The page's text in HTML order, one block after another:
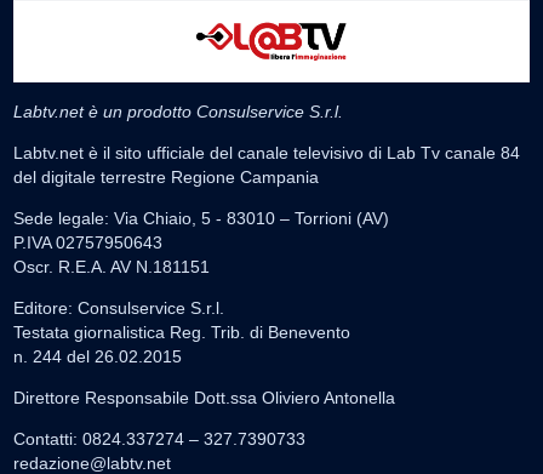
Labtv.net è un prodotto Consulservice S.r.l.
Labtv.net è il sito ufficiale del canale televisivo di Lab Tv canale 84
del digitale terrestre Regione Campania
Sede legale: Via Chiaio, 5 - 83010 – Torrioni (AV)
P.IVA 02757950643
Oscr. R.E.A. AV N.181151
Editore: Consulservice S.r.l.
Testata giornalistica Reg. Trib. di Benevento
n. 244 del 26.02.2015
Direttore Responsabile Dott.ssa Oliviero Antonella
Contatti: 0824.337274 – 327.7390733
redazione@labtv.net